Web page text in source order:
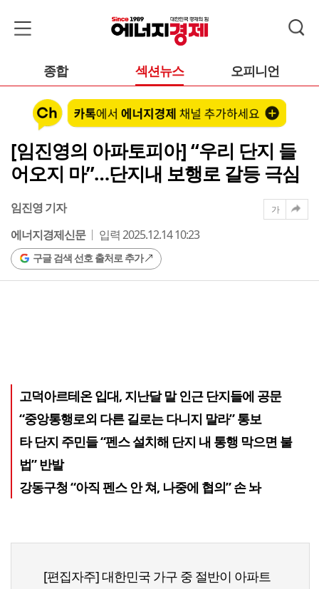
종합 섹션뉴스 오피니언
[임진영의 아파토피아] “우리 단지 들
어오지 마”…단지내 보행로 갈등 극심
임진영 기자
에너지경제신문
입력 2025.12.14 10:23
구글 검색 선호 출처로 추가
가
고덕아르테온 입대, 지난달 말 인근 단지들에 공문
“중앙통행로외 다른 길로는 다니지 말라” 통보
타 단지 주민들 “펜스 설치해 단지 내 통행 막으면 불
법” 반발
강동구청 “아직 펜스 안 쳐, 나중에 협의” 손 놔
[편집자주] 대한민국 가구 중 절반이 아파트